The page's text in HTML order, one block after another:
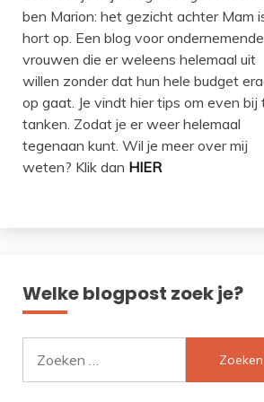
ben Marion: het gezicht achter Mam
hort op. Een blog voor ondernemende
vrouwen die er weleens helemaal uit
willen zonder dat hun hele budget
op gaat. Je vindt hier tips om even bij
tanken. Zodat je er weer helemaal
tegenaan kunt. Wil je meer over mij
weten? Klik dan HIER
Welke blogpost zoek je?
naar: